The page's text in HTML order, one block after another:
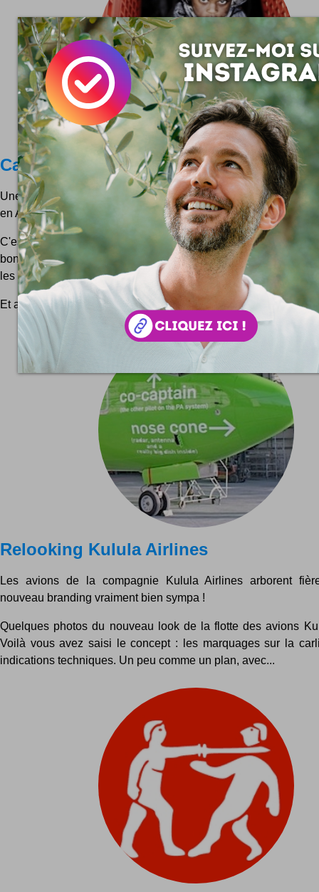
Campagne Feed SA
Une campagne de terrain qui va là où ça mange pour
en Afrique du Sud. Une idée brillante avec la réalisation qui va
C'est pas tout nouveau et pourtant ça ne prend pas une
bonne. Une campagne d'intérêt public qui a été mise en
les supermarchés en Afrique du Sud. Dispositif...
Et aussi, en parlant de Afrique ...
Relooking Kulula Airlines
Les avions de la compagnie Kulula Airlines arborent
nouveau branding vraiment bien sympa !
Quelques photos du nouveau look de la flotte des avions
Voilà vous avez saisi le concept : les marquages sur la
indications techniques. Un peu comme un plan, avec...